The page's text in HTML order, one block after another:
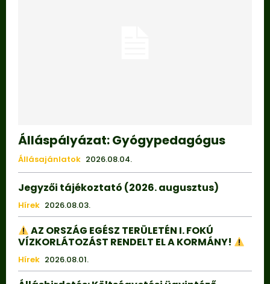
Álláspályázat: Gyógypedagógus
Állásajánlatok 2026.08.04.
Jegyzői tájékoztató (2026. augusztus)
Hírek 2026.08.03.
AZ ORSZÁG EGÉSZ TERÜLETÉN I. FOKÚ
VÍZKORLÁTOZÁST RENDELT EL A KORMÁNY!
Hírek 2026.08.01.